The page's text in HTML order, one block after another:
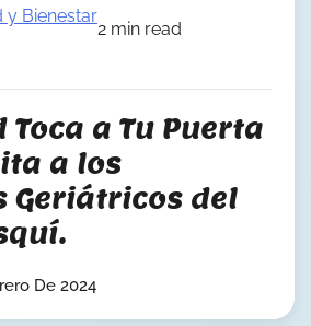
y Bienestar
2 min read
Toca a Tu Puerta
a los
Geriátricos del
De 2024